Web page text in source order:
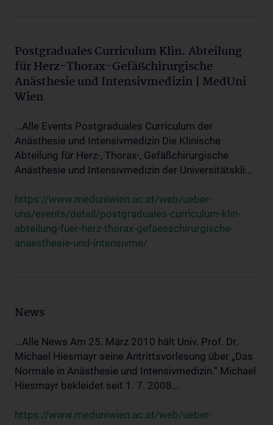
Postgraduales Curriculum Klin. Abteilung
für Herz-Thorax-Gefäßchirurgische
Anästhesie und Intensivmedizin | MedUni
Wien
...Alle Events Postgraduales Curriculum der
Anästhesie und Intensivmedizin Die Klinische
Abteilung für Herz-, Thorax-, Gefäßchirurgische
Anästhesie und Intensivmedizin der Universitätskli...
https://www.meduniwien.ac.at/web/ueber-
uns/events/detail/postgraduales-curriculum-klin-
abteilung-fuer-herz-thorax-gefaesschirurgische-
anaesthesie-und-intensivme/
News
...Alle News Am 25. März 2010 hält Univ. Prof. Dr.
Michael Hiesmayr seine Antrittsvorlesung über „Das
Normale in Anästhesie und Intensivmedizin.“ Michael
Hiesmayr bekleidet seit 1. 7. 2008...
https://www.meduniwien.ac.at/web/ueber-